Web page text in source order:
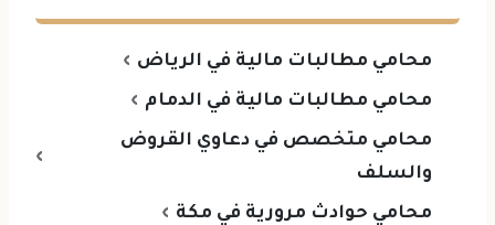
محامي مطالبات مالية في الرياض
محامي مطالبات مالية في الدمام
محامي متخصص في دعاوي القروض
والسلف
محامي حوادث مرورية في مكة